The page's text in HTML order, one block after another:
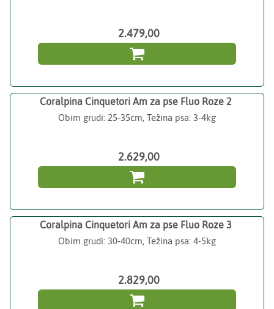
2.479,00

Coralpina Cinquetori Am za pse Fluo Roze 2
Obim grudi: 25-35cm, Težina psa: 3-4kg
2.629,00

Coralpina Cinquetori Am za pse Fluo Roze 3
Obim grudi: 30-40cm, Težina psa: 4-5kg
2.829,00
